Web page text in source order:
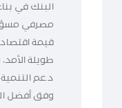
البنك في
مصرفي
قيمة
طويلة
دعم
وفق أفضل